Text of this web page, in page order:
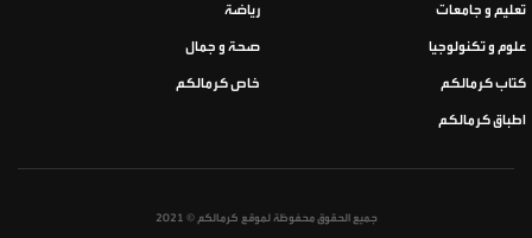
تعليم و جامعات رياضة
علوم و تكنولوجيا صحة و جمال
كتاب كرمالكم خاص كرمالكم
اطباق كرمالكم
جميع الحقوق محفوظة لموقع كرمالكم © 2021